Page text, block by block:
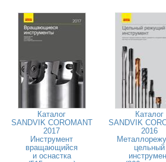
Каталог
SANDVIK COROMANT
2017
Инструмент
вращающийся
и оснастка
Каталог
SANDVIK
2016
цельный